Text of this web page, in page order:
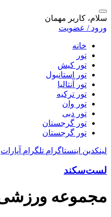
سلام، کاربر مهمان
ورود / عضویت
خانه
تور
تور کیش
تور استانبول
تور آنتالیا
تور ترکیه
تور وان
تور دبی
تور گرجستان
تور گرجستان
لینکدین اینستاگرام تلگرام آپارات
لست‌سکند
مجموعه ورزشی